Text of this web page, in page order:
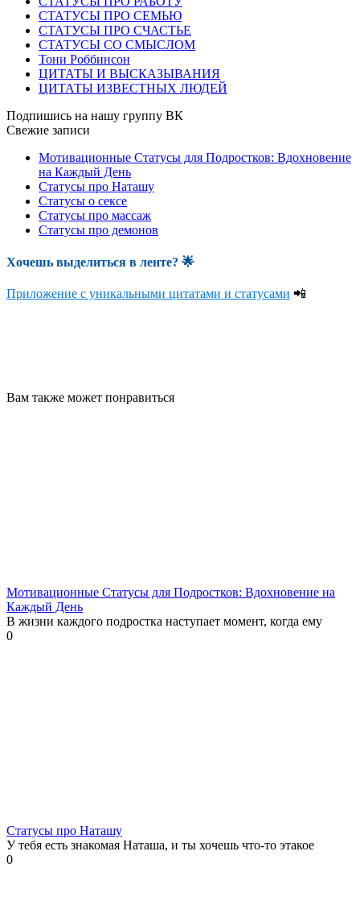
СТАТУСЫ ПРО СЕМЬЮ
СТАТУСЫ ПРО СЧАСТЬЕ
СТАТУСЫ СО СМЫСЛОМ
Тони Роббинсон
ЦИТАТЫ И ВЫСКАЗЫВАНИЯ
ЦИТАТЫ ИЗВЕСТНЫХ ЛЮДЕЙ
Подпишись на нашу группу ВК
Свежие записи
Мотивационные Статусы для Подростков: Вдохновение
на Каждый День
Статусы про Наташу
Статусы о сексе
Статусы про массаж
Статусы про демонов
Хочешь выделиться в ленте? 🌟
Приложение с уникальными цитатами и статусами 📲
Вам также может понравиться
Мотивационные Статусы для Подростков: Вдохновение на
Каждый День
В жизни каждого подростка наступает момент, когда ему
0
Статусы про Наташу
У тебя есть знакомая Наташа, и ты хочешь что-то этакое
0